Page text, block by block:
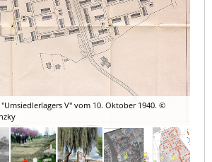
V" vom 10. Oktober 1940. ©